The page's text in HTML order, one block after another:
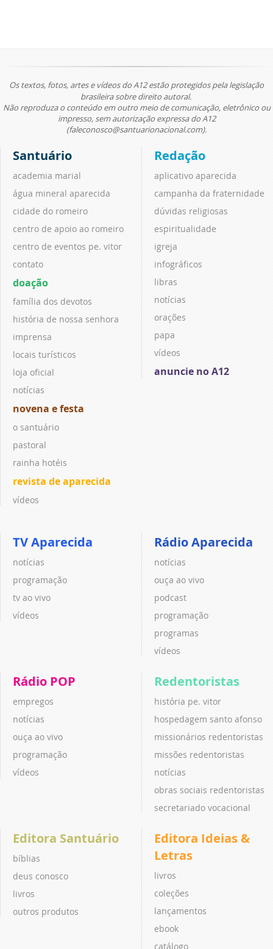
Os textos, fotos, artes e vídeos do A12 estão protegidos pela legislação
brasileira sobre direito autoral.
Não reproduza o conteúdo em outro meio de comunicação, eletrônico ou
impresso, sem autorização expressa do A12
(faleconosco@santuarionacional.com).
Santuário
academia marial
água mineral aparecida
cidade do romeiro
centro de apoio ao romeiro
centro de eventos pe. vitor
contato
doação
família dos devotos
história de nossa senhora
imprensa
locais turísticos
loja oficial
notícias
novena e festa
o santuário
pastoral
rainha hotéis
revista de aparecida
vídeos
Redação
aplicativo aparecida
campanha da fraternidade
dúvidas religiosas
espiritualidade
igreja
infográficos
libras
notícias
orações
papa
vídeos
anuncie no A12
TV Aparecida
notícias
programação
tv ao vivo
vídeos
Rádio Aparecida
notícias
ouça ao vivo
podcast
programação
programas
vídeos
Rádio POP
empregos
notícias
ouça ao vivo
programação
vídeos
Redentoristas
história pe. vitor
hospedagem santo afonso
missionários redentoristas
missões redentoristas
notícias
obras sociais redentoristas
secretariado vocacional
Editora Santuário
bíblias
deus conosco
livros
outros produtos
Editora Ideias &
Letras
livros
coleções
lançamentos
ebook
catálogo